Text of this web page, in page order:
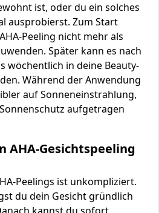
ist, oder du ein solches
ausprobierst. Zum Start
Peeling nicht mehr als
Später kann es nach
wöchentlich in deine Beauty-
Während der Anwendung
auf Sonneneinstrahlung,
aufgetragen
AHA-Gesichtspeeling
Peelings ist unkompliziert.
du dein Gesicht gründlich